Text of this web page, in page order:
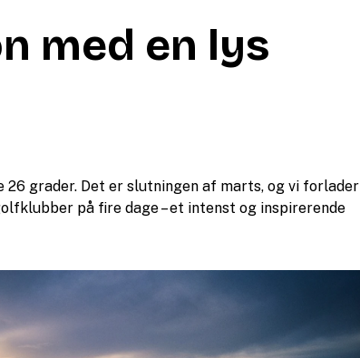
med en lys
grader. Det er slutningen af marts, og vi forlader
på fire dage – et intenst og inspirerende